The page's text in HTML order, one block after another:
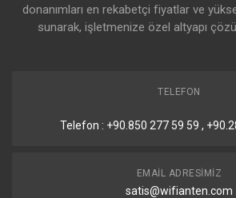
Gelişmiş Radyo
Yönetimi
Açılış Sayfası
Doğrulama
donanımları en rekabetçi fiyatlar ve
sunarak, işletmenize özel altyapı
TELEFON
Telefon : +90.850 277 59 59 ,
EMAIL ADRESIMIZ
satis@wifianten.com